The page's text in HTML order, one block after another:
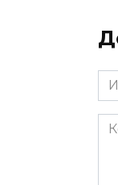
Имя
*